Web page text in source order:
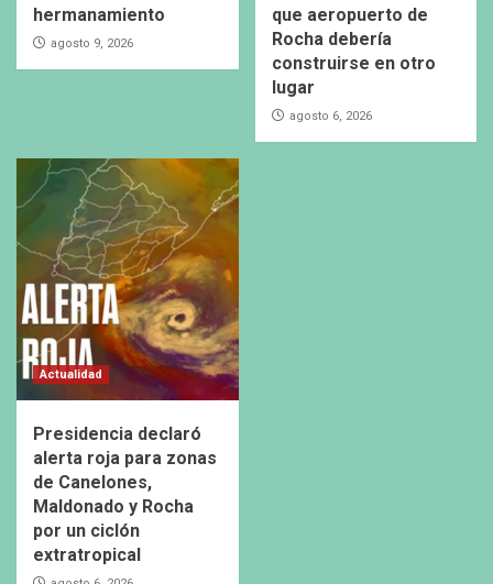
hermanamiento
agosto 9, 2026
que aeropuerto de
Rocha debería
construirse en otro
lugar
agosto 6, 2026
Actualidad
Presidencia declaró
alerta roja para zonas
de Canelones,
Maldonado y Rocha
por un ciclón
extratropical